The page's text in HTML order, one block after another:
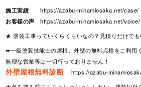
施工実績
https://azabu-minamiosaka.net/case/
お客様の声
https://azabu-minamiosaka.net/voice/
★ 塗装工事っていくらくらいなの？見積りだけでも
➡一級塗装技能士の屋根、外壁の無料点検をご利用
無理な営業等は一切行っておりません！
外壁屋根無料診断
https://azabu-